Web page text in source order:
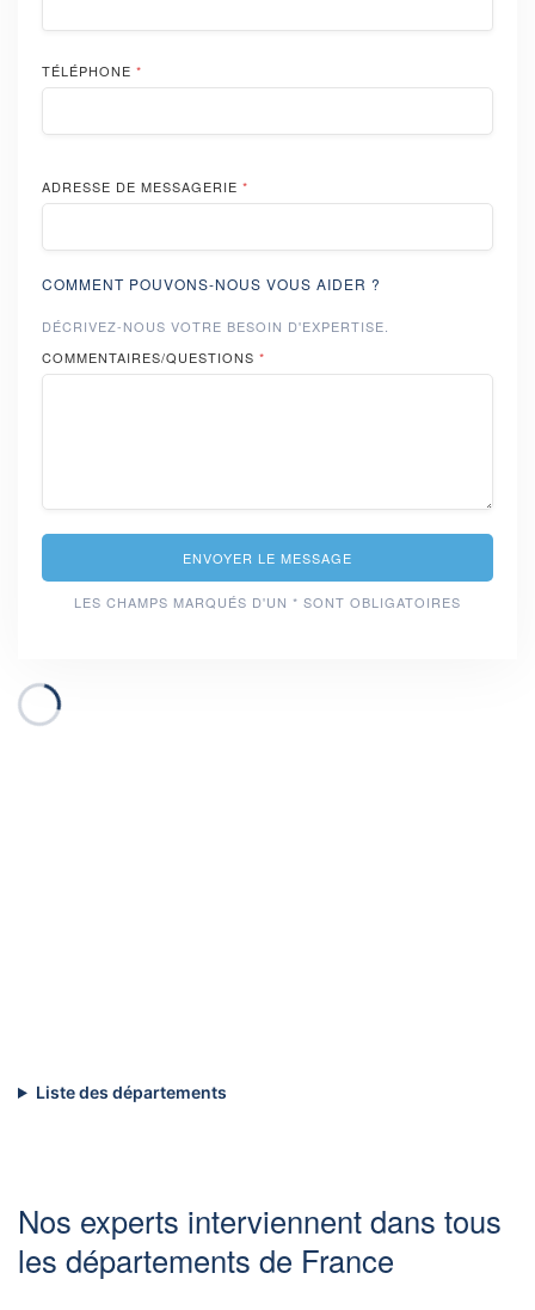
TÉLÉPHONE *
ADRESSE DE MESSAGERIE *
COMMENT POUVONS-NOUS VOUS AIDER ?
DÉCRIVEZ-NOUS VOTRE BESOIN D'EXPERTISE.
COMMENTAIRES/QUESTIONS *
ENVOYER LE MESSAGE
LES CHAMPS MARQUÉS D'UN * SONT OBLIGATOIRES
Liste des départements
Nos experts interviennent dans tous
les départements de France